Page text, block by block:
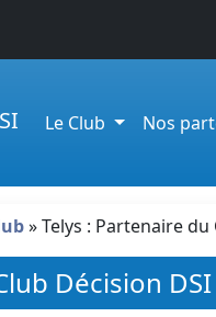
Le Club Nos
»Telys : Partenaire du
Décision